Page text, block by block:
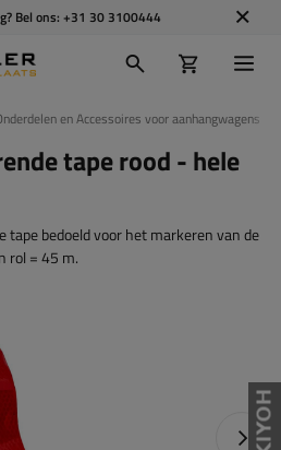
Bel ons: +31 30 3100444
en Accessoires voor aanhangwagens
tape rood - hele
tape bedoeld voor het markeren van de
rol = 45 m.